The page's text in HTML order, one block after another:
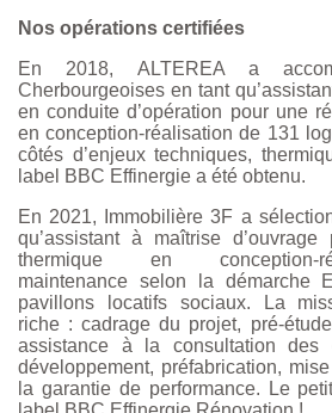
Nos opérations certifiées
En 2018, ALTEREA a
Cherbourgeoises en tant
en conduite d’opération pour une
en conception-réalisation de 131
côtés d’enjeux techniques,
label BBC Effinergie a été obtenu.
En 2021, Immobilière 3F a
qu’assistant à maîtrise
thermique en conception-
maintenance selon la démarche
pavillons locatifs sociaux. La
riche : cadrage du projet, pré-
assistance à la consultation des
développement, préfabrication,
la garantie de performance. Le